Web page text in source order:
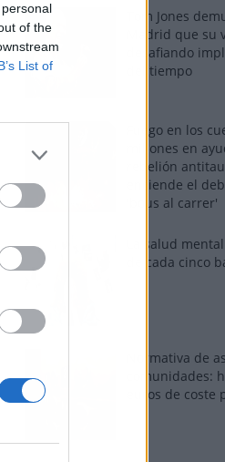
of the
List of
Tom Jones
Madrid que su
desafiando
del tiempo
Fuego en los
millones en
rebelión
enciende el
'bous al carrer'
La salud
de cada cinco
Normativa de
comunidades:
euros de